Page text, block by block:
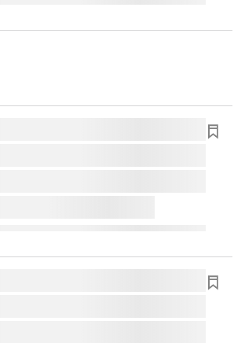
lorem ipsum dolor sit amet ...
lorem ipsum dolor sit amet ...